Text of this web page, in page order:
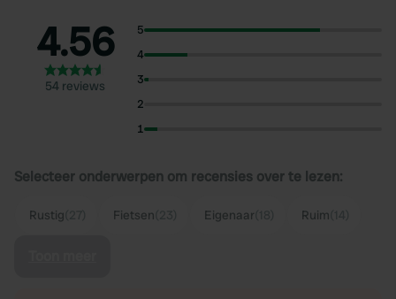
4.56
54 reviews
5
4
3
2
1
Selecteer onderwerpen om recensies over te lezen:
Rustig Fietsen Eigenaar Ruim